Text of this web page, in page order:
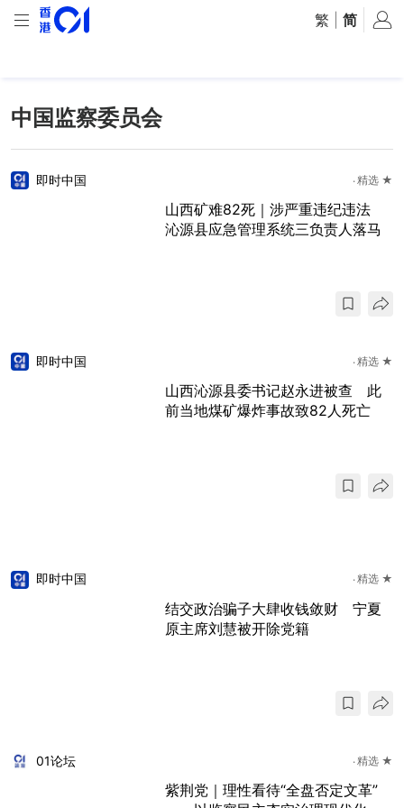
繁 简
中国监察委员会
即时中国 精选 ★
山西矿难82死｜涉严重违纪违法
沁源县应急管理系统三负责人落马
即时中国 精选 ★
山西沁源县委书记赵永进被查 此
前当地煤矿爆炸事故致82人死亡
即时中国 精选 ★
结交政治骗子大肆收钱敛财 宁夏
原主席刘慧被开除党籍
01论坛 精选 ★
紫荆党｜理性看待“全盘否定文革”